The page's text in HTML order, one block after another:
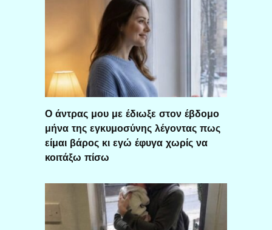
Ο άντρας μου με έδιωξε στον έβδομο
μήνα της εγκυμοσύνης λέγοντας πως
είμαι βάρος κι εγώ έφυγα χωρίς να
κοιτάξω πίσω